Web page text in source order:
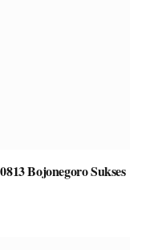
Bojonegoro Sukses